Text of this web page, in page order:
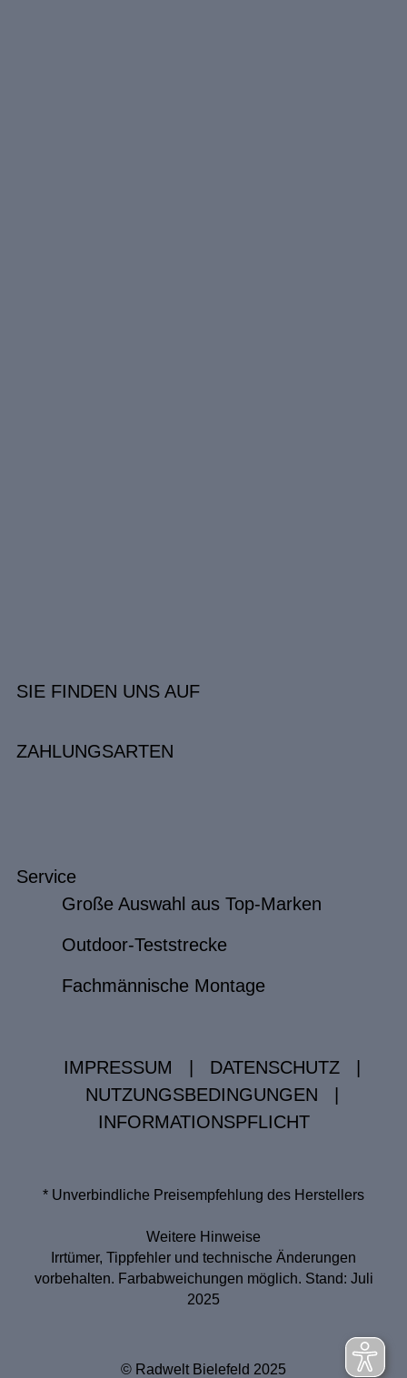
SIE FINDEN UNS AUF
ZAHLUNGSARTEN
Service
Große Auswahl aus Top-Marken
Outdoor-Teststrecke
Fachmännische Montage
IMPRESSUM DATENSCHUTZ
NUTZUNGSBEDINGUNGEN
INFORMATIONSPFLICHT
* Unverbindliche Preisempfehlung des Herstellers
Weitere Hinweise
Irrtümer, Tippfehler und technische Änderungen
vorbehalten. Farbabweichungen möglich. Stand: Juli
2025
© Radwelt Bielefeld 2025